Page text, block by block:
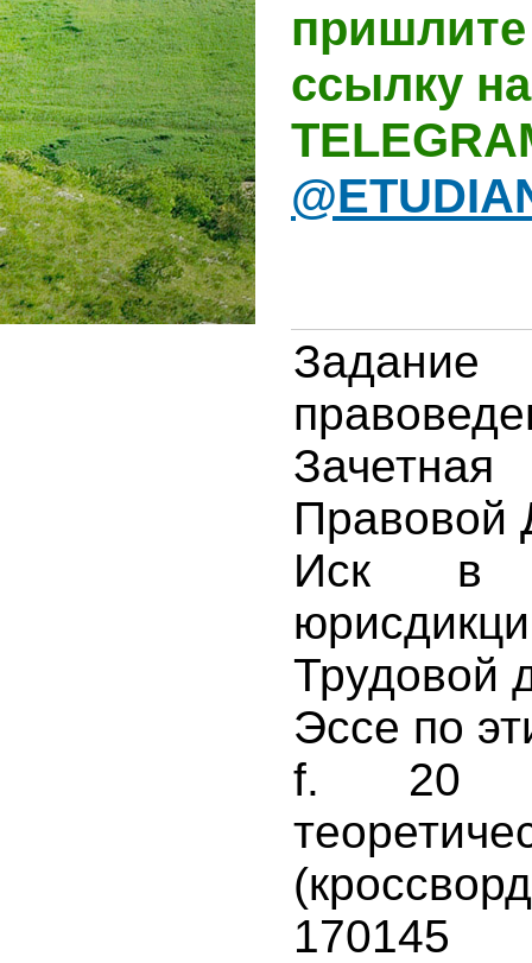
ссылку
Правовой
Иск в
Трудовой
Эссе по
f. 20
170145